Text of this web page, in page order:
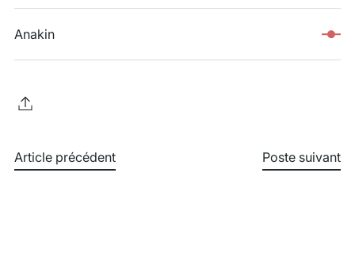
Anakin
Article précédent Poste suivant